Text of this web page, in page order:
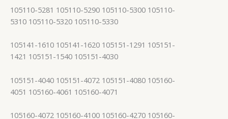
105110-5281 105110-5290 105110-5300 105110-
5310 105110-5320 105110-5330
105141-1610 105141-1620 105151-1291 105151-
1421 105151-1540 105151-4030
105151-4040 105151-4072 105151-4080 105160-
4051 105160-4061 105160-4071
105160-4072 105160-4100 105160-4270 105160-